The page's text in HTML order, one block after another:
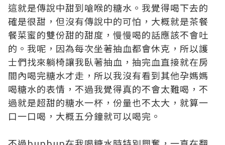
這就是傳說中甜到嗆喉的糖水。我覺得喝下去的
確是很甜，但沒有傳說中的可怕，大概就是茶餐
餐菜蜜的雙份甜的甜度，慢慢喝的話應該不會吐
的。我呢，因為每次坐著抽血都會休克，所以護
士們找來躺椅讓我臥著抽血，抽完血直接就在房
間內喝完糖水才走，所以我沒有看到其他孕媽媽
喝糖水的表情，不過我覺得真的不會太難喝，不
過就是超甜的糖水一杯，份量也不太大，就算一
口一口喝，大概五分鐘就可以喝完。